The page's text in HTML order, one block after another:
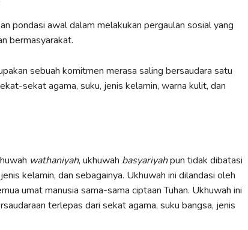
pondasi awal dalam melakukan pergaulan sosial yang
bermasyarakat.
sebuah komitmen merasa saling bersaudara satu
sekat agama, suku, jenis kelamin, warna kulit, dan
wathaniyah, ukhuwah basyariyahpun tidak dibatasi
kelamin, dan sebagainya. Ukhuwah ini dilandasi oleh
umat manusia sama-sama ciptaan Tuhan. Ukhuwah ini
terlepas dari sekat agama, suku bangsa, jenis